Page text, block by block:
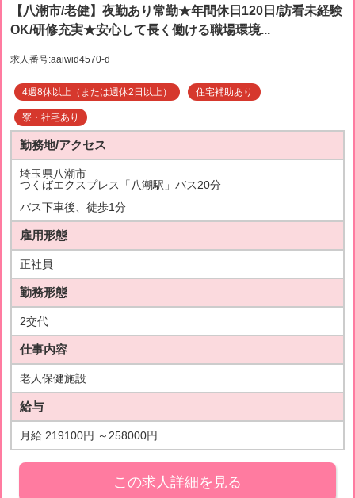
【八潮市/老健】夜勤あり常勤★年間休日120日/訪看未経験
OK/研修充実★安心して長く働ける職場環境...
求人番号:aaiwid4570-d
4週8休以上（または週休2日以上） 住宅補助あり
寮・社宅あり
勤務地/アクセス
埼玉県八潮市
つくばエクスプレス「八潮駅」バス20分
バス下車後、徒歩1分
雇用形態
正社員
勤務形態
2交代
仕事内容
老人保健施設
給与
月給 219100円 ～258000円
この求人詳細を見る